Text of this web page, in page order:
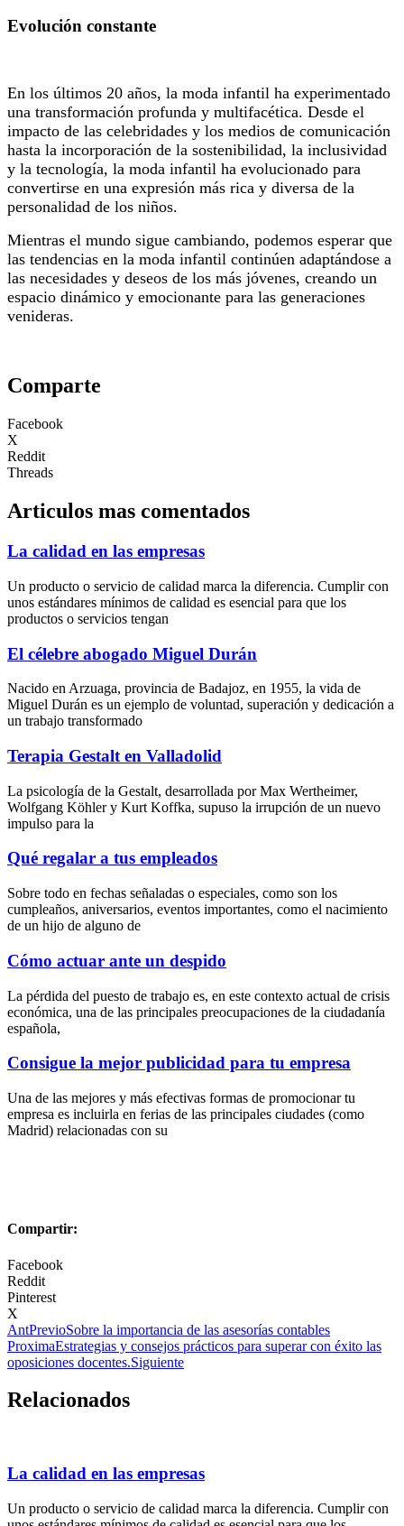
Evolución constante
En los últimos 20 años, la moda infantil ha experimentado
una transformación profunda y multifacética. Desde el
impacto de las celebridades y los medios de comunicación
hasta la incorporación de la sostenibilidad, la inclusividad
y la tecnología, la moda infantil ha evolucionado para
convertirse en una expresión más rica y diversa de la
personalidad de los niños.
Mientras el mundo sigue cambiando, podemos esperar que
las tendencias en la moda infantil continúen adaptándose a
las necesidades y deseos de los más jóvenes, creando un
espacio dinámico y emocionante para las generaciones
venideras.
Comparte
Facebook
X
Reddit
Threads
Articulos mas comentados
La calidad en las empresas
Un producto o servicio de calidad marca la diferencia. Cumplir con
unos estándares mínimos de calidad es esencial para que los
productos o servicios tengan
El célebre abogado Miguel Durán
Nacido en Arzuaga, provincia de Badajoz, en 1955, la vida de
Miguel Durán es un ejemplo de voluntad, superación y dedicación a
un trabajo transformado
Terapia Gestalt en Valladolid
La psicología de la Gestalt, desarrollada por Max Wertheimer,
Wolfgang Köhler y Kurt Koffka, supuso la irrupción de un nuevo
impulso para la
Qué regalar a tus empleados
Sobre todo en fechas señaladas o especiales, como son los
cumpleaños, aniversarios, eventos importantes, como el nacimiento
de un hijo de alguno de
Cómo actuar ante un despido
La pérdida del puesto de trabajo es, en este contexto actual de crisis
económica, una de las principales preocupaciones de la ciudadanía
española,
Consigue la mejor publicidad para tu empresa
Una de las mejores y más efectivas formas de promocionar tu
empresa es incluirla en ferias de las principales ciudades (como
Madrid) relacionadas con su
Compartir:
Facebook
Reddit
Pinterest
X
AntPrevioSobre la importancia de las asesorías contables
ProximaEstrategias y consejos prácticos para superar con éxito las
oposiciones docentes.Siguiente
Relacionados
La calidad en las empresas
Un producto o servicio de calidad marca la diferencia. Cumplir con